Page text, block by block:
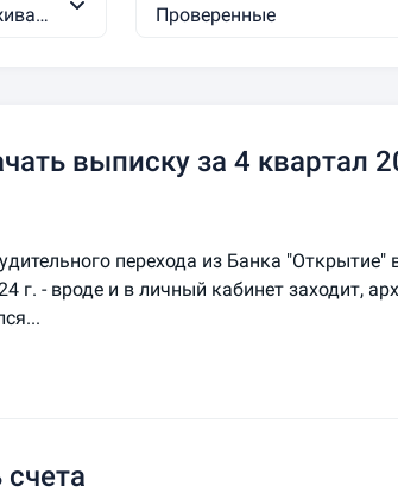
Проверенные
выписку за 4 квартал
перехода из Банка
г. - вроде и в личный кабинет заходит,